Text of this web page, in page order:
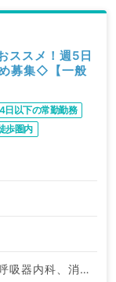
ススメ！週5日
募集◇【一般
日以下の常勤勤務
歩圏内
一般内科、循環器内科、呼吸器内科、消化器内科、内分泌・代謝内科、科目不問